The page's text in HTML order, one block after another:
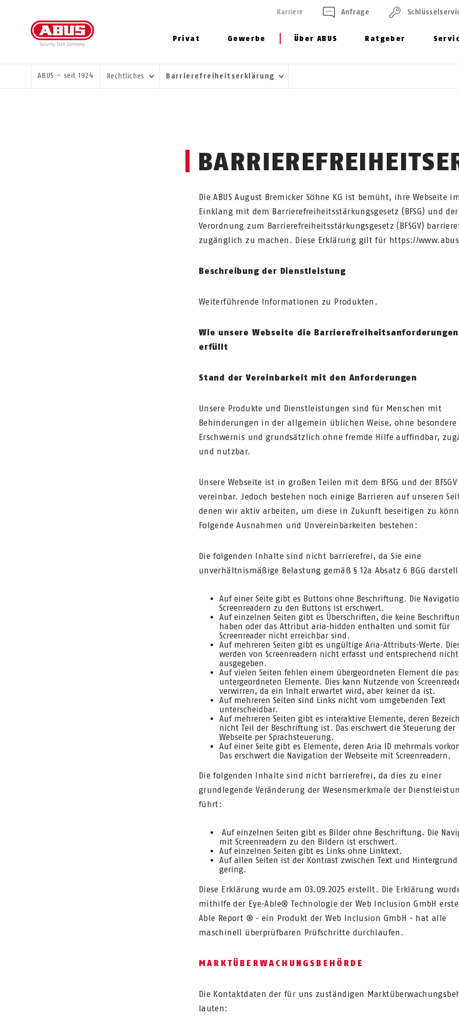
Privat Gewerbe Über ABUS Ratgeber
Karriere Anfrage
SIE SIND HIER:
ABUS – seit 1924 Rechtliches Barrierefreiheitserklärung
Die ABUS August Bremicker Söhne KG ist bemüht, ihre Webseite
Einklang mit dem Barrierefreiheitsstärkungsgesetz (BFSG) und der
Verordnung zum Barrierefreiheitsstärkungsgesetz (BFSGV)
zugänglich zu machen. Diese Erklärung gilt für https://
Beschreibung der Dienstleistung
Weiterführende Informationen zu Produkten.
Wie unsere Webseite die Barrierefreiheitsanforderungen
erfüllt
Stand der Vereinbarkeit mit den Anforderungen
Unsere Produkte und Dienstleistungen sind für Menschen mit
Behinderungen in der allgemein üblichen Weise, ohne besondere
Erschwernis und grundsätzlich ohne fremde Hilfe auffindbar,
und nutzbar.
Unsere Webseite ist in großen Teilen mit dem BFSG und der BFSGV
vereinbar. Jedoch bestehen noch einige Barrieren auf unseren
denen wir aktiv arbeiten, um diese in Zukunft beseitigen zu
Folgende Ausnahmen und Unvereinbarkeiten bestehen:
Die folgenden Inhalte sind nicht barrierefrei, da Sie eine
unverhältnismäßige Belastung gemäß § 12a Absatz 6 BGG
Auf einer Seite gibt es Buttons ohne Beschriftung. Die
Screenreadern zu den Buttons ist erschwert.
Auf einzelnen Seiten gibt es Überschriften, die keine
haben oder das Attribut aria-hidden enthalten und somit für
Screenreader nicht erreichbar sind.
Auf mehreren Seiten gibt es ungültige Aria-Attributs-Werte.
werden von Screenreadern nicht erfasst und entsprechend
ausgegeben.
Auf vielen Seiten fehlen einem übergeordneten Element die
untergeordneten Elemente. Dies kann Nutzende von
verwirren, da ein Inhalt erwartet wird, aber keiner da ist.
Auf mehreren Seiten sind Links nicht vom umgebenden Text
unterscheidbar.
Auf mehreren Seiten gibt es interaktive Elemente, deren
nicht Teil der Beschriftung ist. Das erschwert die Steuerung der
Webseite per Sprachsteuerung.
Auf einer Seite gibt es Elemente, deren Aria ID mehrmals
Das erschwert die Navigation der Webseite mit Screenreadern.
Die folgenden Inhalte sind nicht barrierefrei, da dies zu einer
grundlegende Veränderung der Wesensmerkmale der
führt:
Auf einzelnen Seiten gibt es Bilder ohne Beschriftung. Die
mit Screenreadern zu den Bildern ist erschwert.
Auf einzelnen Seiten gibt es Links ohne Linktext.
Auf allen Seiten ist der Kontrast zwischen Text und
gering.
Diese Erklärung wurde am 03.09.2025 erstellt. Die Erklärung
mithilfe der Eye-Able® Technologie der Web Inclusion GmbH
Able Report ® - ein Produkt der Web Inclusion GmbH - hat alle
maschinell überprüfbaren Prüfschritte durchlaufen.
MARKTÜBERWACHUNGSBEHÖRDE
Die Kontaktdaten der für uns zuständigen
lauten: